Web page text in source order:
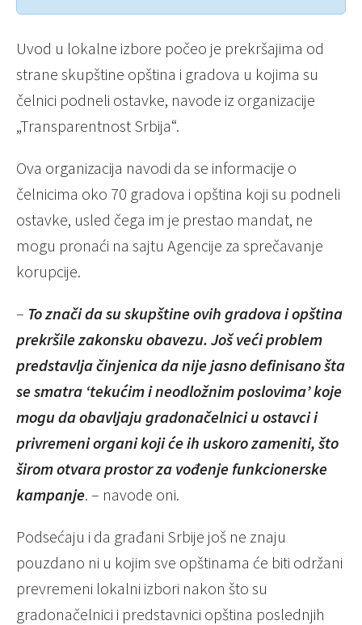
Uvod u lokalne izbore počeo je prekršajima od
strane skupštine opština i gradova u kojima su
čelnici podneli ostavke, navode iz organizacije
„Transparentnost Srbija“.
Ova organizacija navodi da se informacije o
čelnicima oko 70 gradova i opština koji su podneli
ostavke, usled čega im je prestao mandat, ne
mogu pronaći na sajtu Agencije za sprečavanje
korupcije.
– To znači da su skupštine ovih gradova i opština
prekršile zakonsku obavezu. Još veći problem
predstavlja činjenica da nije jasno definisano šta
se smatra ‘tekućim i neodložnim poslovima’ koje
mogu da obavljaju gradonačelnici u ostavci i
privremeni organi koji će ih uskoro zameniti, što
širom otvara prostor za vođenje funkcionerske
kampanje. – navode oni.
Podsećaju i da građani Srbije još ne znaju
pouzdano ni u kojim sve opštinama će biti održani
prevremeni lokalni izbori nakon što su
gradonačelnici i predstavnici opština poslednjih